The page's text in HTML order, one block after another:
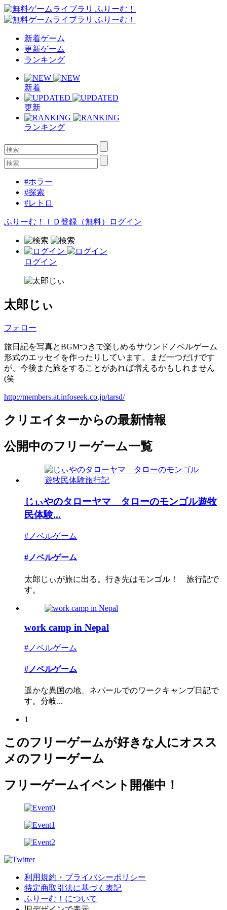
新着ゲーム
更新ゲーム
ランキング
新着
更新
ランキング
#ホラー
#探索
#レトロ
ふりーむ！ＩＤ登録（無料） ログイン
ログイン
太郎じぃ
フォロー
旅日記を写真とBGMつきで楽しめるサウンドノベルゲーム
形式のエッセイを作ったりしています。まだ一つだけです
が、今後また旅をすることがあれば増えるかもしれません
(笑
http://members.at.infoseek.co.jp/tarsd/
クリエイターからの最新情報
公開中のフリーゲーム一覧
じぃやのタローヤマ タローのモンゴル遊牧
民体験...
#ノベルゲーム
#ノベルゲーム
太郎じぃが旅に出る。行き先はモンゴル！ 旅行記で
す。
work camp in Nepal
#ノベルゲーム
#ノベルゲーム
遥かな異国の地、ネパールでのワークキャンプ日記で
す。分岐...
1
このフリーゲームが好きな人にオスス
メのフリーゲーム
フリーゲームイベント開催中！
利用規約・プライバシーポリシー
特定商取引法に基づく表記
ふりーむ！について